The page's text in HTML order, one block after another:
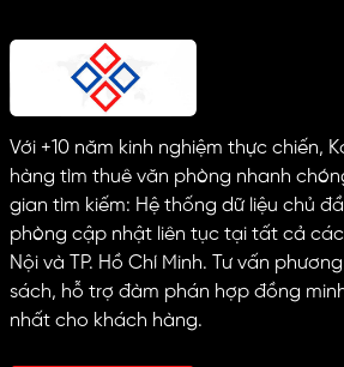
Với +10 năm kinh nghiệm thực chiến,
hàng tìm thuê văn phòng nhanh
gian tìm kiếm: Hệ thống dữ liệu chủ
phòng cập nhật liên tục tại tất cả
Nội và TP. Hồ Chí Minh. Tư vấn
sách, hỗ trợ đàm phán hợp đồng
nhất cho khách hàng.